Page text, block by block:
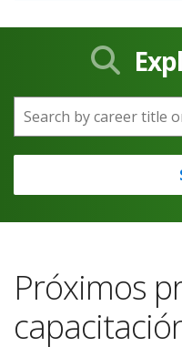
Search by career title or
Próximos